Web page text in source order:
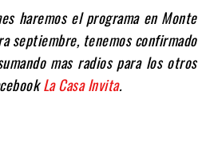
haremos el programa en Monte
septiembre, tenemos confirmado
mas radios para los otros
La Casa Invita.